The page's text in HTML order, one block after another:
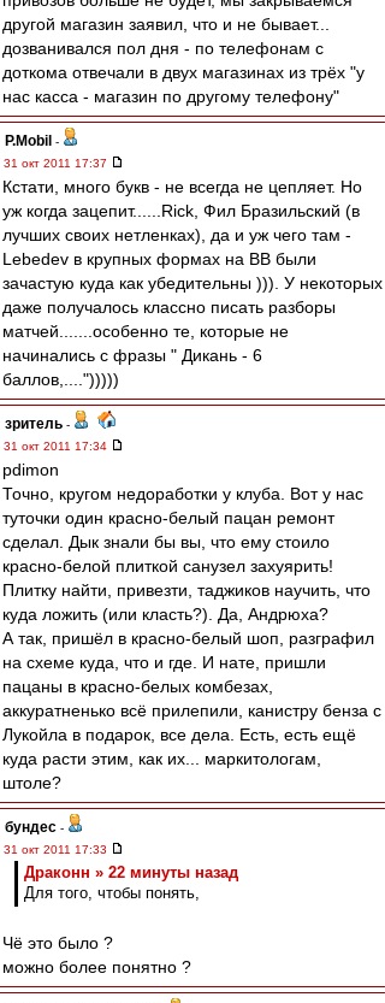
другой магазин заявил, что и не бывает...
дозванивался пол дня - по телефонам с
доткома отвечали в двух магазинах из трёх "у
нас касса - магазин по другому телефону"
P.Mobil -
31 окт 2011 17:37
Кстати, много букв - не всегда не цепляет. Но
уж когда зацепит......Rick, Фил Бразильский (в
лучших своих нетленках), да и уж чего там -
Lebedev в крупных формах на ВВ были
зачастую куда как убедительны ))). У некоторых
даже получалось классно писать разборы
матчей.......особенно те, которые не
начинались с фразы " Дикань - 6
баллов,....")))))
зpитель -
31 окт 2011 17:34
pdimon
Точно, кругом недоработки у клуба. Вот у нас
туточки один красно-белый пацан ремонт
сделал. Дык знали бы вы, что ему стоило
красно-белой плиткой санузел захуярить!
Плитку найти, привезти, таджиков научить, что
куда ложить (или класть?). Да, Андрюха?
А так, пришёл в красно-белый шоп, разграфил
на схеме куда, что и где. И нате, пришли
пацаны в красно-белых комбезах,
аккуратненько всё прилепили, канистру бенза с
Лукойла в подарок, все дела. Есть, есть ещё
куда расти этим, как их... маркитологам,
штоле?
бундес -
31 окт 2011 17:33
Драконн » 22 минуты назад
Для того, чтобы понять,
Чё это было ?
можно более понятно ?